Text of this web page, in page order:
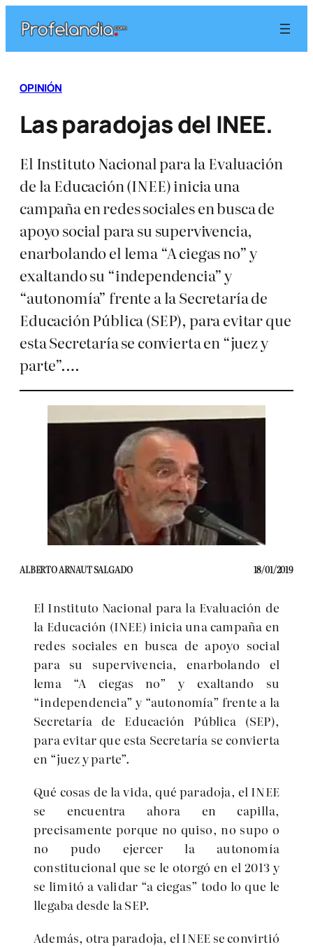
contenido
OPINIÓN
Las paradojas del INEE.
El Instituto Nacional para la Evaluación
de la Educación (INEE) inicia una
campaña en redes sociales en busca de
apoyo social para su supervivencia,
enarbolando el lema “A ciegas no” y
exaltando su “independencia” y
“autonomía” frente a la Secretaría de
Educación Pública (SEP), para evitar que
esta Secretaría se convierta en “juez y
parte”.…
ALBERTO ARNAUT SALGADO 18/01/2019
El Instituto Nacional para la Evaluación de
la Educación (INEE) inicia una campaña en
redes sociales en busca de apoyo social
para su supervivencia, enarbolando el
lema “A ciegas no” y exaltando su
“independencia” y “autonomía” frente a la
Secretaría de Educación Pública (SEP),
para evitar que esta Secretaría se convierta
en “juez y parte”.
Qué cosas de la vida, qué paradoja, el INEE
se encuentra ahora en capilla,
precisamente porque no quiso, no supo o
no pudo ejercer la autonomía
constitucional que se le otorgó en el 2013 y
se limitó a validar “a ciegas” todo lo que le
llegaba desde la SEP.
Además, otra paradoja, el INEE se convirtió